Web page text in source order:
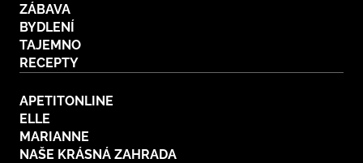
ZÁBAVA
BYDLENÍ
TAJEMNO
RECEPTY
APETITONLINE
ELLE
MARIANNE
NAŠE KRÁSNÁ ZAHRADA